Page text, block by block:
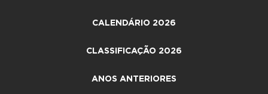
CALENDÁRIO 2026
CLASSIFICAÇÃO 2026
ANOS ANTERIORES